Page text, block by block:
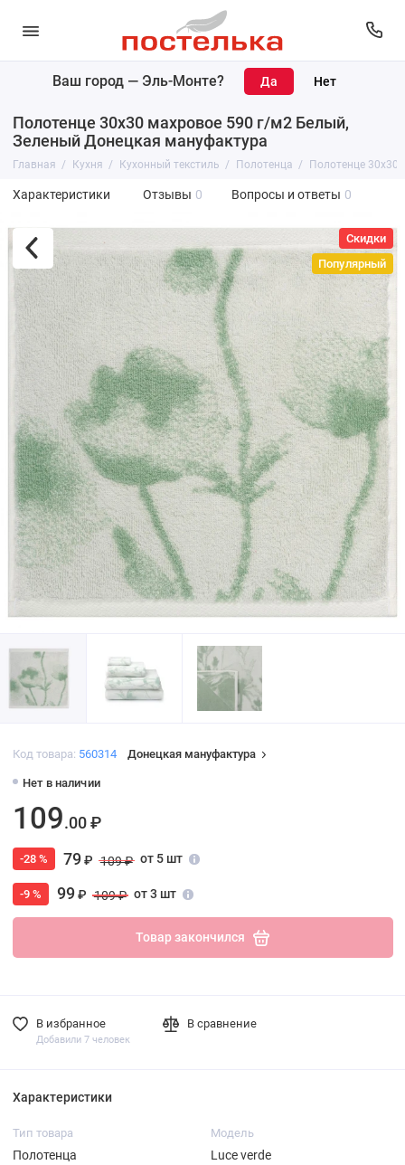
Ваш город — Эль-Монте?
Полотенце 30х30 махровое 590 г/м2 Белый,
Зеленый Донецкая мануфактура
Главная Кухня Кухонный текстиль Полотенца Полотенце
Характеристики Отзывы 0 Вопросы и ответы 0
Скидки
Популярный
Код товара: 560314 Донецкая мануфактура
Нет в наличии
109.00 ₽
-28 % 79₽ 109 ₽ от 5 шт
-9 % 99₽ 109 ₽ от 3 шт
Товар закончился
В избранное
Добавили 7 человек
В сравнение
Характеристики
Тип товара
Полотенца
Модель
Luce verde